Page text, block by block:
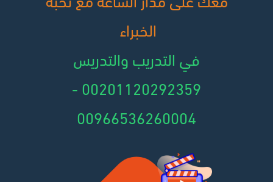
الخبراء
في التدريب والتدريس
00201120292359 -
00966536260004